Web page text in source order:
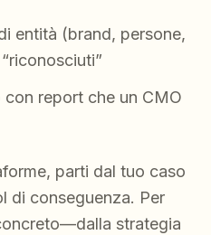
entità (brand, persone,
con report che un CMO
parti dal tuo caso
di conseguenza. Per
strategia